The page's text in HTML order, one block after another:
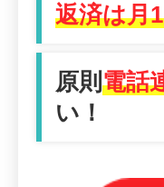
返済は月
原則 電話
い！